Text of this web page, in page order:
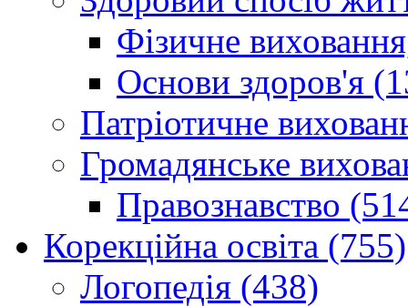
Фізичне
Основи здоров'я
Патріотичне
Громадянське
Правознавство
Корекційна освіта (755)
Логопедія (438)